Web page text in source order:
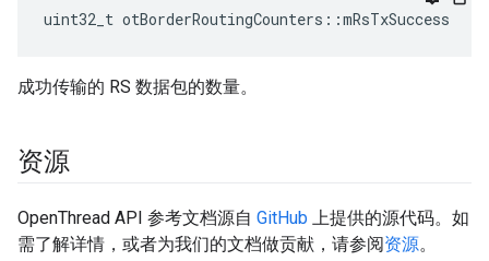
uint32_t otBorderRoutingCounters ::mRsTxSuccess
成功传输的 RS 数据包的数量。
资源
OpenThread API 参考文档源自 GitHub 上提供的源代码。如
需了解详情，或者为我们的文档做贡献，请参阅资源。